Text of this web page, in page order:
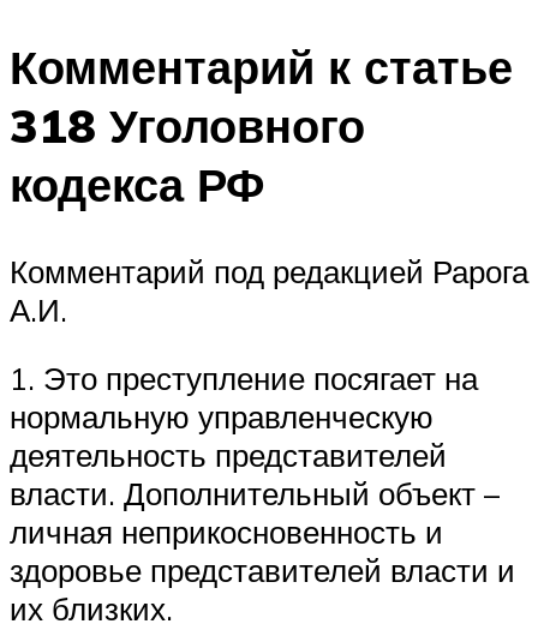
Комментарий к статье
318 Уголовного
кодекса РФ
Комментарий под редакцией Рарога
А.И.
1. Это преступление посягает на
нормальную управленческую
деятельность представителей
власти. Дополнительный объект –
личная неприкосновенность и
здоровье представителей власти и
их близких.